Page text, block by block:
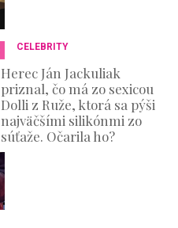
CELEBRITY
Herec Ján Jackuliak
priznal, čo má zo sexicou
Dolli z Ruže, ktorá sa pýši
najväčšími silikónmi zo
súťaže. Očarila ho?